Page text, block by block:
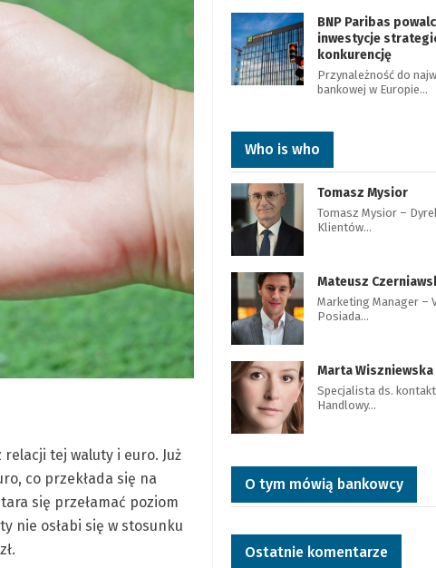
tej waluty i euro. Już
co przekłada się na
się przełamać poziom
nie osłabi się w stosunku
BNP Paribas
inwestycje
konkurencję
Przynależność do
bankowej w Europie…
Who is who
Tomasz Mysior
Tomasz Mysior –
Klientów…
Mateusz
Marketing Manager –
Posiada…
Marta Wiszniewska
Specjalista ds.
Handlowy…
O tym mówią bankowcy
Ostatnie komentarze